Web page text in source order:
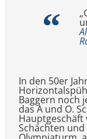
In den 50er
Baggern noch
das A und O.
Schächten